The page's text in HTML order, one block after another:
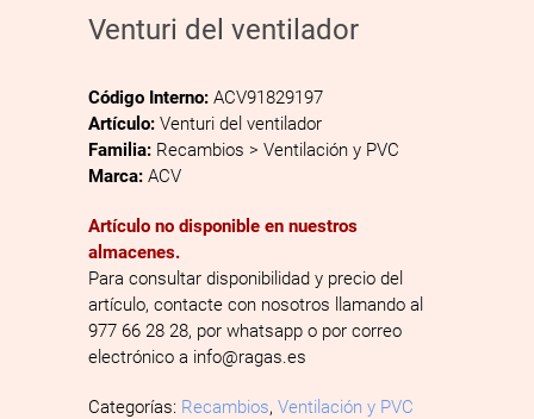
Venturi del ventilador
Código Interno: ACV91829197
Artículo: Venturi del ventilador
Familia: Recambios > Ventilación y PVC
Marca: ACV
Artículo no disponible en nuestros
almacenes.
Para consultar disponibilidad y precio del
artículo, contacte con nosotros llamando al
977 66 28 28, por whatsapp o por correo
electrónico a info@ragas.es
Categorías: Recambios, Ventilación y PVC